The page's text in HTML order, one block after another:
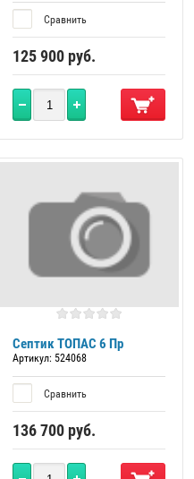
Сравнить
125 900 руб.
Септик ТОПАС 6 Пр
Артикул: 524068
Сравнить
136 700 руб.